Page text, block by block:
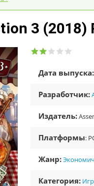
3 (2018)
Дата выпуска:
Разработчик:
Издатель:
Платформы:
Жанр:
Категория: